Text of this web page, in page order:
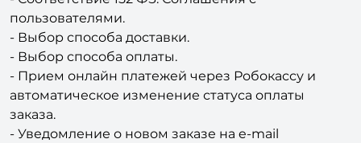
- Выбор способа оплаты.
- Прием онлайн платежей через Робокассу и
автоматическое изменение статуса оплаты
заказа.
- Уведомление о новом заказе на e-mail
администратору.